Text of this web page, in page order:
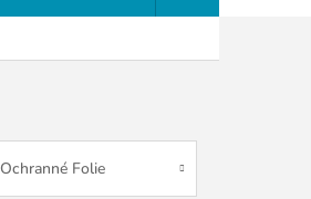
Ochranné Folie